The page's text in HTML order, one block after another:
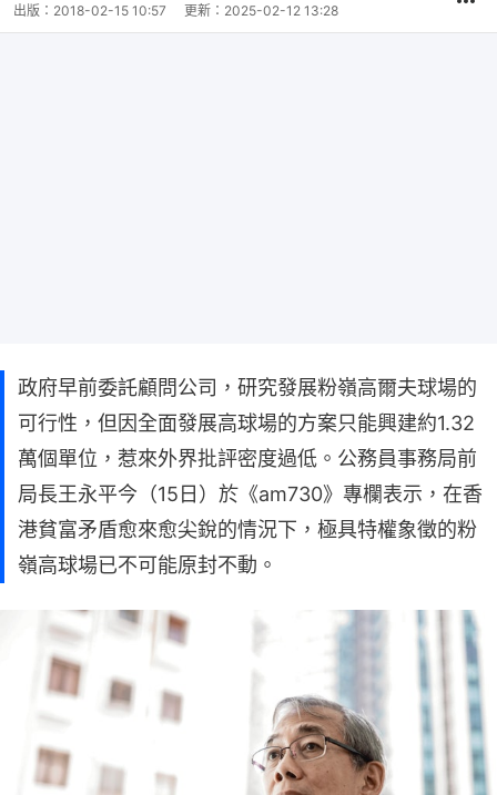
出版： 2018-02-15 10:57 更新： 2025-02-12 13:28
政府早前委託顧問公司，研究發展粉嶺高爾夫球場的
可行性，但因全面發展高球場的方案只能興建約1.32
萬個單位，惹來外界批評密度過低。公務員事務局前
局長王永平今（15日）於《am730》專欄表示，在香
港貧富矛盾愈來愈尖銳的情況下，極具特權象徵的粉
嶺高球場已不可能原封不動。